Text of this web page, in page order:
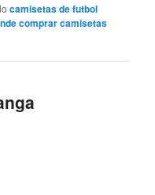
camisetas de futbol
comprar camisetas